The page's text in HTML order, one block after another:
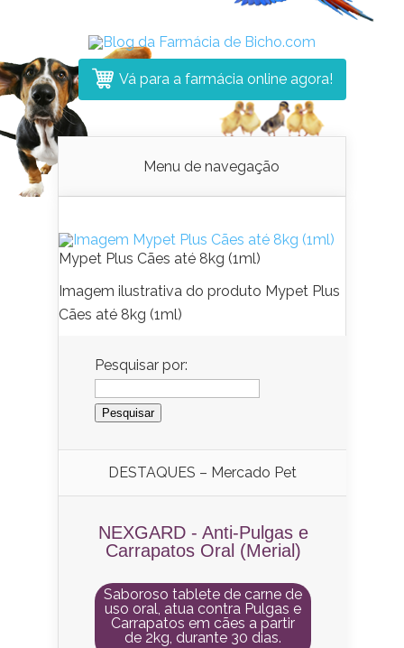
Vá para a farmácia online agora!
Menu de navegação
Mypet Plus Cães até 8kg (1ml)
Imagem ilustrativa do produto Mypet Plus
Cães até 8kg (1ml)
Pesquisar por:
DESTAQUES – Mercado Pet
NEXGARD - Anti-Pulgas e
Carrapatos Oral (Merial)
Saboroso tablete de carne de
uso oral, atua contra Pulgas e
Carrapatos em cães a partir
de 2kg, durante 30 dias.